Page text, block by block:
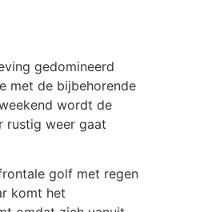
gedomineerd
met de bijbehorende
wordt de
rustig weer gaat
golf met regen
komt het